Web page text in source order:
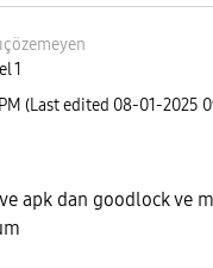
meyen
1
(Last edited ‎08-01-2025
apk dan goodlock ve